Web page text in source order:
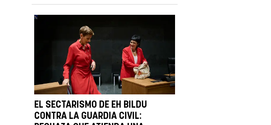
EL SECTARISMO DE EH BILDU
CONTRA LA GUARDIA CIVIL: